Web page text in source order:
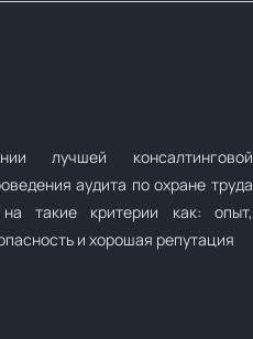
лучшей консалтинговой
аудита по охране труда
такие критерии как: опыт,
и хорошая репутация